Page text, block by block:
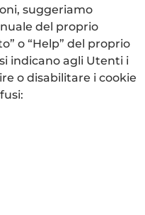
suggeriamo
del proprio
o “Help” del proprio
indicano agli Utenti i
o disabilitare i cookie